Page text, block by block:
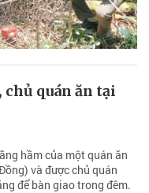
quán ăn tại
hầm của một quán ăn
và được chủ quán
để bàn giao trong đêm.